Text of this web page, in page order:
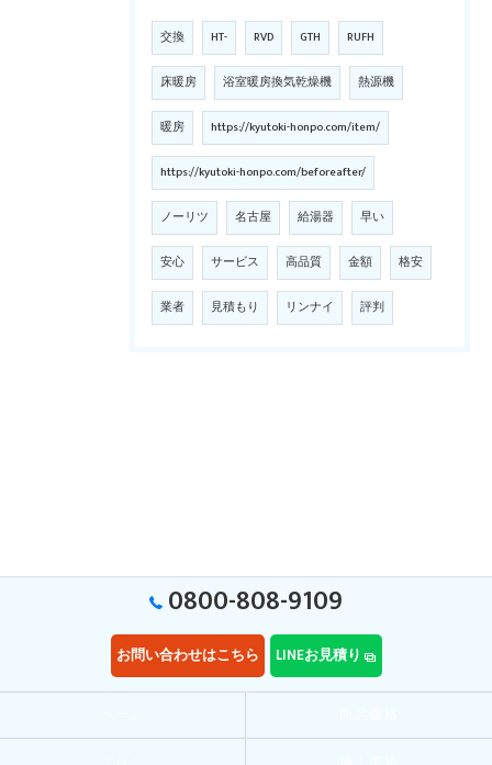
交換 HT- RVD GTH RUFH
床暖房 浴室暖房換気乾燥機 熱源機
暖房 https://kyutoki-honpo.com/item/
https://kyutoki-honpo.com/beforeafter/
ノーリツ 名古屋 給湯器 早い
安心 サービス 高品質 金額 格安
業者 見積もり リンナイ 評判
0800-808-9109
お問い合わせはこちら LINEお見積り